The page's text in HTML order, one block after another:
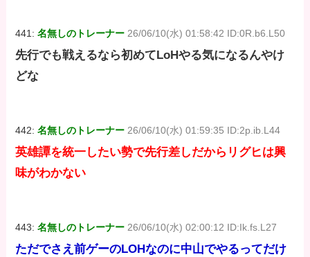
441:名無しのトレーナー 26/06/10(水) 01:58:42 ID:0R.b6.L50
先行でも戦えるなら初めてLoHやる気になるんやけ
どな
442:名無しのトレーナー 26/06/10(水) 01:59:35 ID:2p.ib.L44
英雄譚を統一したい勢で先行差しだからリグヒは興
味がわかない
443:名無しのトレーナー 26/06/10(水) 02:00:12 ID:Ik.fs.L27
ただでさえ前ゲーのLOHなのに中山でやるってだけ